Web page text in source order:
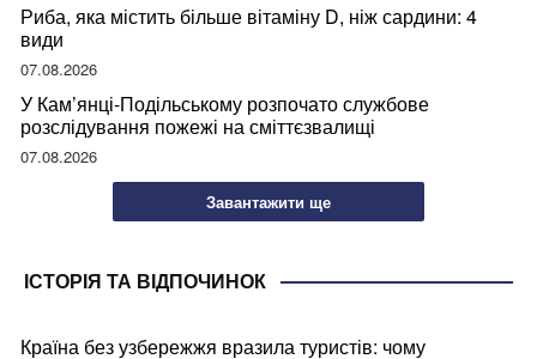
Риба, яка містить більше вітаміну D, ніж сардини: 4
види
07.08.2026
У Кам’янці-Подільському розпочато службове
розслідування пожежі на сміттєзвалищі
07.08.2026
Завантажити ще
ІСТОРІЯ ТА ВІДПОЧИНОК
Країна без узбережжя вразила туристів: чому